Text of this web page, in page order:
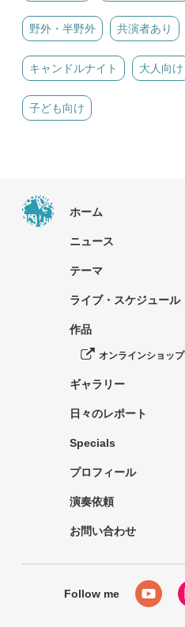
野外・半野外 共演者あり
キャンドルナイト 大人向け
子ども向け
ホーム
ニュース
テーマ
ライブ・スケジュール
作品
オンラインショップ
ギャラリー
日々のレポート
Specials
プロフィール
演奏依頼
お問い合わせ